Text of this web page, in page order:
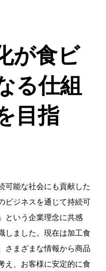
が食ビ
る仕組
目指
可能な社会にも貢献した
ビジネスを通じて持続可
という企業理念に共感
しました。現在は加工食
さまざまな情報から商品
え、お客様に安定的に食